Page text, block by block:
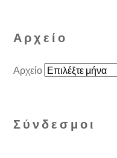
Αρχείο
Αρχείο
Σύνδεσμοι